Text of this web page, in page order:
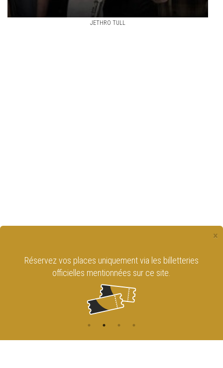
JETHRO TULL
×
Réservez vos places uniquement via les billetteries
officielles mentionnées sur ce site.